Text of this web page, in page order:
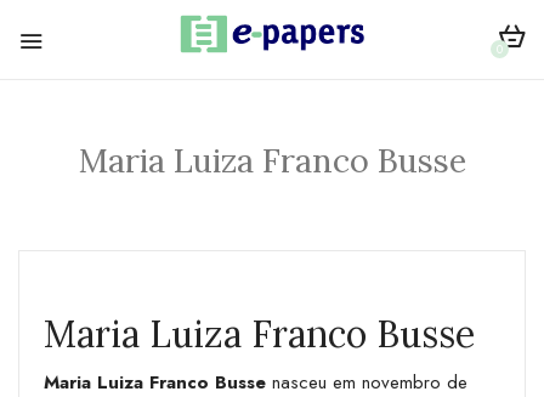
0
Maria Luiza Franco Busse
Maria Luiza Franco Busse
Maria Luiza Franco Busse nasceu em novembro de